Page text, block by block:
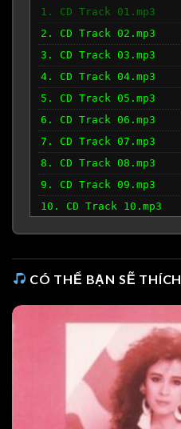
1. CD Track 01.mp3
2. CD Track 02.mp3
3. CD Track 03.mp3
4. CD Track 04.mp3
5. CD Track 05.mp3
6. CD Track 06.mp3
7. CD Track 07.mp3
8. CD Track 08.mp3
9. CD Track 09.mp3
10. CD Track 10.mp3
CÓ THỂ BẠN SẼ THÍCH